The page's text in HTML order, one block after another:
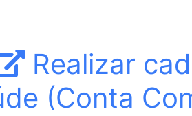
Realizar
(Conta